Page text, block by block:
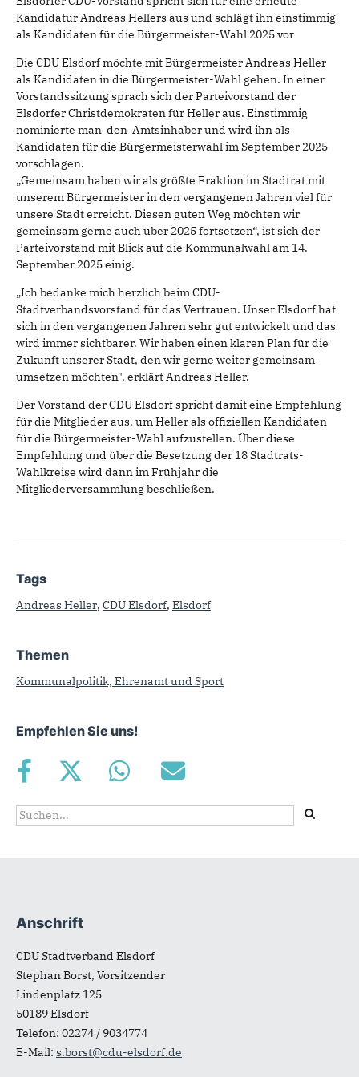
Kandidatur Andreas Hellers aus und schlägt ihn einstimmig
als Kandidaten für die Bürgermeister-Wahl 2025 vor
Die CDU Elsdorf möchte mit Bürgermeister Andreas Heller
als Kandidaten in die Bürgermeister-Wahl gehen. In einer
Vorstandssitzung sprach sich der Parteivorstand der
Elsdorfer Christdemokraten für Heller aus. Einstimmig
nominierte man den Amtsinhaber und wird ihn als
Kandidaten für die Bürgermeisterwahl im September 2025
vorschlagen.
„Gemeinsam haben wir als größte Fraktion im Stadtrat mit
unserem Bürgermeister in den vergangenen Jahren viel für
unsere Stadt erreicht. Diesen guten Weg möchten wir
gemeinsam gerne auch über 2025 fortsetzen“, ist sich der
Parteivorstand mit Blick auf die Kommunalwahl am 14.
September 2025 einig.
„Ich bedanke mich herzlich beim CDU-
Stadtverbandsvorstand für das Vertrauen. Unser Elsdorf hat
sich in den vergangenen Jahren sehr gut entwickelt und das
wird immer sichtbarer. Wir haben einen klaren Plan für die
Zukunft unserer Stadt, den wir gerne weiter gemeinsam
umsetzen möchten", erklärt Andreas Heller.
Der Vorstand der CDU Elsdorf spricht damit eine Empfehlung
für die Mitglieder aus, um Heller als offiziellen Kandidaten
für die Bürgermeister-Wahl aufzustellen. Über diese
Empfehlung und über die Besetzung der 18 Stadtrats-
Wahlkreise wird dann im Frühjahr die
Mitgliederversammlung beschließen.
Tags
Andreas Heller, CDU Elsdorf, Elsdorf
Themen
Kommunalpolitik, Ehrenamt und Sport
Empfehlen Sie uns!
Suchformular
Suche
Fußbereich
Anschrift
CDU Stadtverband Elsdorf
Stephan Borst, Vorsitzender
Lindenplatz 125
50189Elsdorf
Telefon: 02274 / 9034774
E-Mail: s.borst@cdu-elsdorf.de